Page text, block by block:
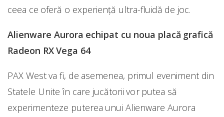
ceea ce oferă o experienţă ultra-fluidă de joc.
Alienware Aurora echipat cu noua placă grafică
Radeon RX Vega 64
PAX West va fi, de asemenea, primul eveniment din
Statele Unite în care jucătorii vor putea să
experimenteze puterea unui Alienware Aurora